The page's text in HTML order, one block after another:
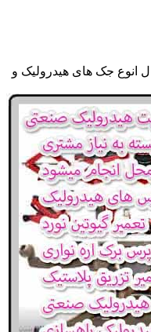
انوع جک های هیدرولیک و